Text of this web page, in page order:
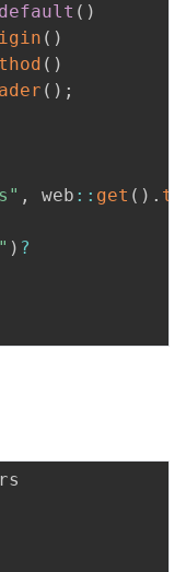
default ( )
( )
( )
( ) ;
, web : : get ( ) . to
) ?